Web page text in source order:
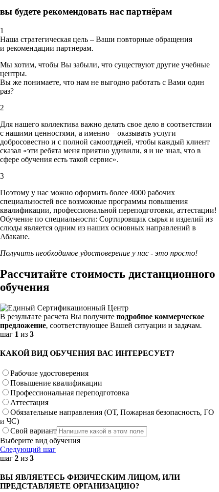
вы будете рекомендовать нас партнёрам
1
Наша стратегическая цель – Ваши повторные обращения
и рекомендации партнерам.
Мы хотим, чтобы Вы забыли, что существуют другие учебные
центры.
Вы же понимаете, что нам не выгодно работать с Вами один
раз?
2
Для нашего коллектива важно делать свое дело в соответствии
с нашими ценностями, а именно – оказывать услуги
добросовестно и с полной самоотдачей, чтобы каждый клиент
сказал «эти ребята меня приятно удивили, я и не знал, что в
сфере обучения есть такой сервис».
3
Поэтому у нас можно оформить более 4000 рабочих
специальностей все возможные программы повышения
квалификации, профессиональной переподготовки, аттестации!
Обучение по специальности: Сортировщик сырья и изделий из
слюды является одним из наших основных направлений в
Абакане.
Получить необходимое удостоверение у нас - это просто!
Рассчитайте стоимость дистанционного
обучения
В результате расчета Вы получите подробное коммерческое
предложение, соответствующее Вашей ситуации и задачам.
шаг 1 из 3
КАКОЙ ВИД ОБУЧЕНИЯ ВАС ИНТЕРЕСУЕТ?
Рабочие удостоверения
Повышение квалификации
Профессиональная переподготовка
Аттестация
Обязательные направления (ОТ, Пожарная безопасность, ГО
и ЧС)
Свой вариант
Выберите вид обучения
Следующий шаг
шаг 2 из 3
ВЫ ЯВЛЯЕТЕСЬ ФИЗИЧЕСКИМ ЛИЦОМ, ИЛИ
ПРЕДСТАВЛЯЕТЕ ОРГАНИЗАЦИЮ?